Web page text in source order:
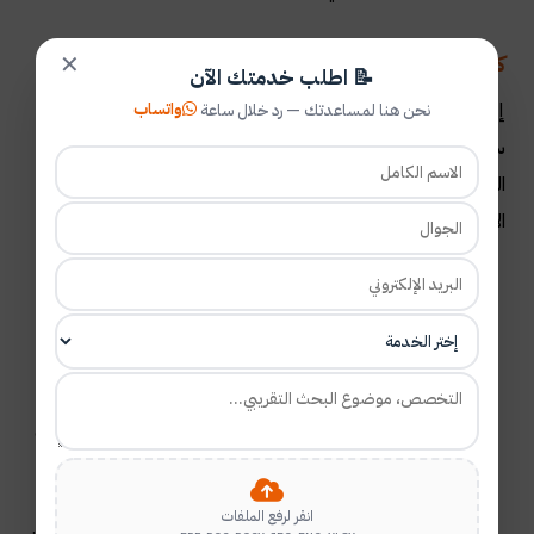
كيف تستخدم المنهج الاستقرائي من البداية للنهاية:
إذا سلك الباحث طريق المنهج الاستقرائي فإن ذلك يعني أنه
سيقوم بمجموعة من الخطوات التي تعمل على تضمين
المعلومات الكاملة من البداية للنهاية باستخدام المنهج
الاستقرائي وهذه الخطوات هي
اختيار الباحث للظاهرة التي سيتناولها في البحث العلمي.
وهذه الخطوة مشتركة بين كافة المناهج سواء المنهج
الاستقرائي أو غيره. وفي المنهج الاستقرائي لابد أن تكون
الظاهرة تحتاج إلى عملية تفصيل معلوماتي واسعة
الاستقرائي. وهي ما يفسر قيام الباحث بعملية تتبع الظاهرة
وجمع المعلومات المفصلة عنها
✕ 📝 اطلب خدمتك الآن
نحن هنا لمساعدتك — رد خلال ساعة واتساب
انقر لرفع الملفات